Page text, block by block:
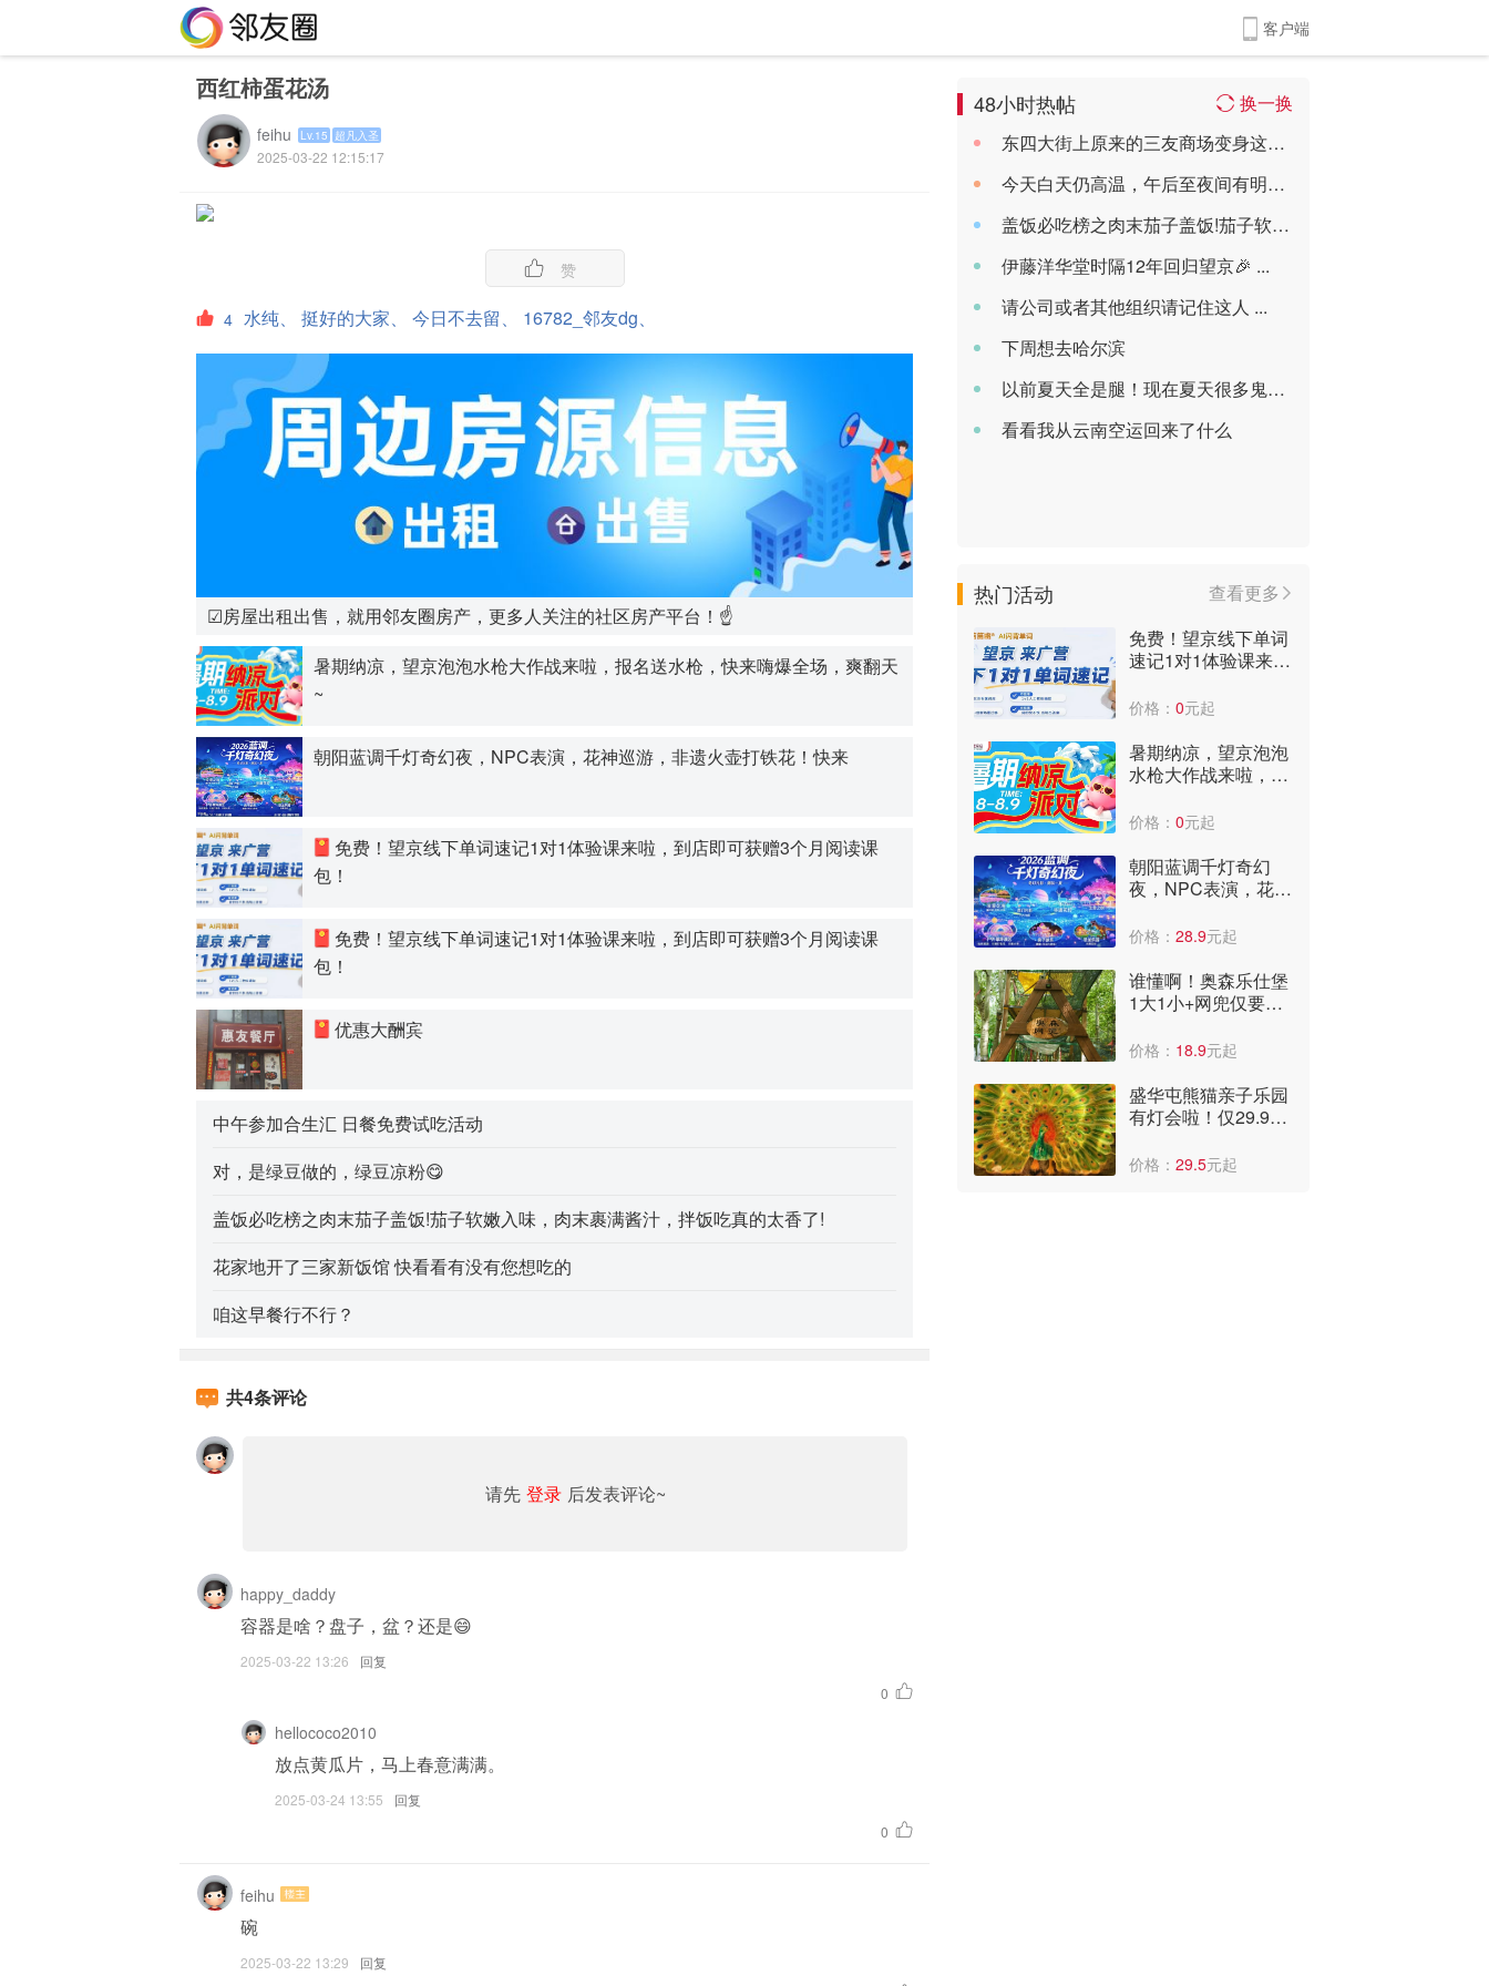
客户端
西红柿蛋花汤
feihu Lv.15 超凡入圣
2025-03-22 12:15:17
赞
4 水纯、 挺好的大家、 今日不去留、 16782_邻友dg、
☑房屋出租出售，就用邻友圈房产，更多人关注的社区房产平台！☝
暑期纳凉，望京泡泡水枪大作战来啦，报名送水枪，快来嗨爆全场，爽翻天
~
朝阳蓝调千灯奇幻夜，NPC表演，花神巡游，非遗火壶打铁花！快来
免费！望京线下单词速记1对1体验课来啦，到店即可获赠3个月阅读课
包！
免费！望京线下单词速记1对1体验课来啦，到店即可获赠3个月阅读课
包！
优惠大酬宾
中午参加合生汇 日餐免费试吃活动
对，是绿豆做的，绿豆凉粉😋
盖饭必吃榜之肉末茄子盖饭!茄子软嫩入味，肉末裹满酱汁，拌饭吃真的太香了!
花家地开了三家新饭馆 快看看有没有您想吃的
咱这早餐行不行？
共4条评论
请先 登录 后发表评论~
happy_daddy
容器是啥？盘子，盆？还是😄
2025-03-22 13:26
回复
0
hellococo2010
放点黄瓜片，马上春意满满。
2025-03-24 13:55
回复
0
feihu
碗
2025-03-22 13:29
回复
48小时热帖
换一换
东四大街上原来的三友商场变身这样喽 ...
今天白天仍高温，午后至夜间有明显雷雨，最 ...
盖饭必吃榜之肉末茄子盖饭!茄子软嫩入味， ...
伊藤洋华堂时隔12年回归望京🎉 ...
请公司或者其他组织请记住这人 ...
下周想去哈尔滨
以前夏天全是腿！现在夏天很多鬼！ ...
看看我从云南空运回来了什么
热门活动
查看更多
免费！望京线下单词
速记1对1体验课来
个月阅读课包！
价格： 0元起
暑期纳凉，望京泡泡
水枪大作战来啦，报
全场，爽翻天~
价格： 0元起
朝阳蓝调千灯奇幻
夜，NPC表演，花神
花！快来
价格： 28.9元起
谁懂啊！奥森乐仕堡
1大1小+网兜仅要
全年低价啊！
价格： 18.9元起
盛华屯熊猫亲子乐园
有灯会啦！仅29.9
儿童乐园。
价格： 29.5元起